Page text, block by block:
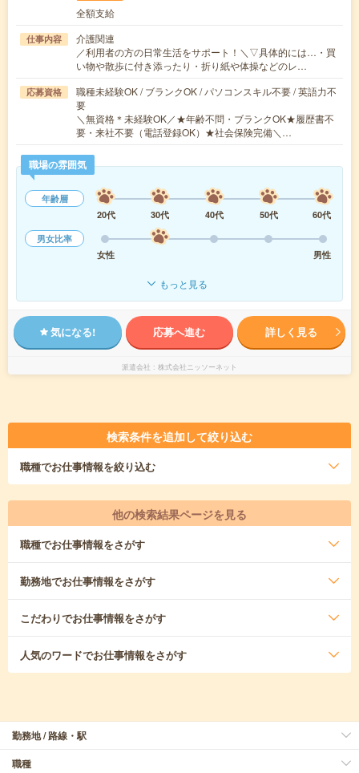
全額支給
仕事内容
介護関連
／利用者の方の日常生活をサポート！＼▽具体的には…・買
い物や散歩に付き添ったり・折り紙や体操などのレ…
応募資格
職種未経験OK / ブランクOK / パソコンスキル不要 / 英語力不
要
＼無資格＊未経験OK／★年齢不問・ブランクOK★履歴書不
要・来社不要（電話登録OK）★社会保険完備＼…
職場の雰囲気
年齢層
20代
30代 40代 50代
60代
男女比率
女性
男性
もっと見る
気になる! 応募へ進む 詳しく見る
派遣会社 株式会社ニッソーネット
検索条件を追加して絞り込む
職種でお仕事情報を絞り込む
他の検索結果ページを見る
職種でお仕事情報をさがす
勤務地でお仕事情報をさがす
こだわりでお仕事情報をさがす
人気のワードでお仕事情報をさがす
勤務地 / 路線・駅
職種